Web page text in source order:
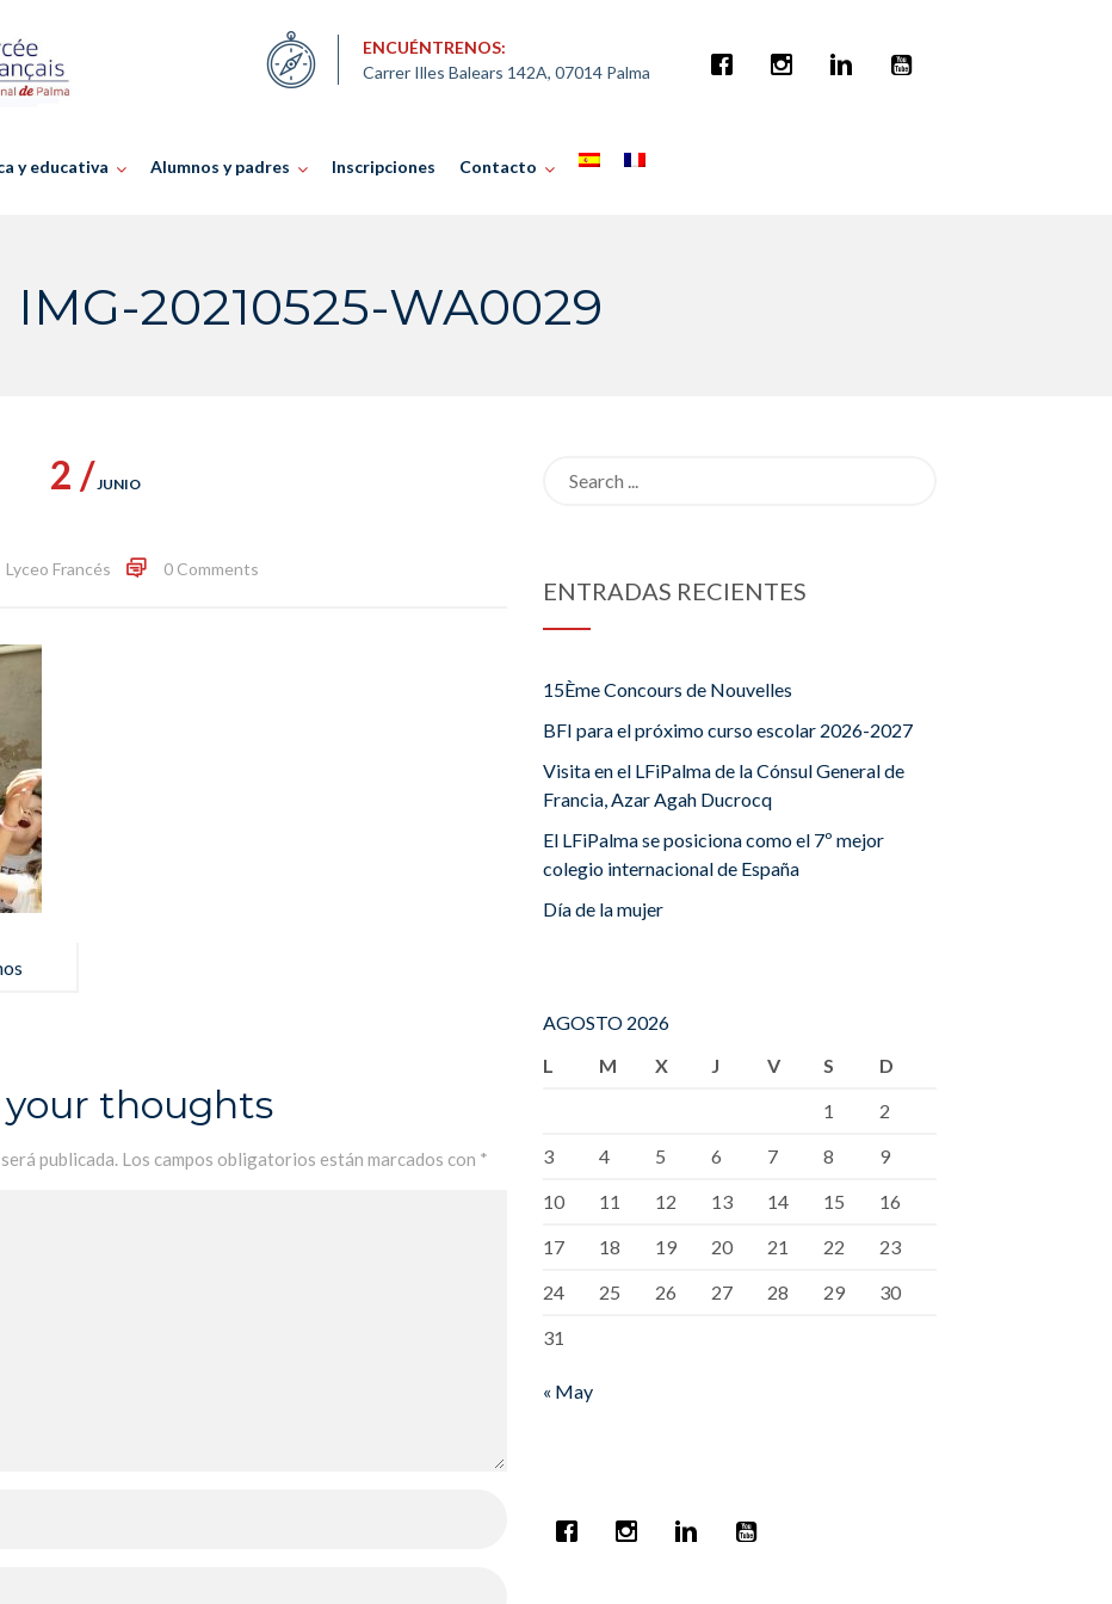
ENCUÉNTRENOS:
Carrer Illes Balears 142A, 07014 Palma
y educativa Alumnos y padres Inscripciones Contacto
IMG-20210525-WA0029
2 /JUNIO
Lyceo Francés 0 Comments
thoughts
publicada. Los campos obligatorios están marcados con *
ENTRADAS RECIENTES
15Ème Concours de Nouvelles
BFI para el próximo curso escolar 2026-2027
Visita en el LFiPalma de la Cónsul General de
Francia, Azar Agah Ducrocq
El LFiPalma se posiciona como el 7º mejor
colegio internacional de España
Día de la mujer
AGOSTO 2026
L
M X J V S
D
1
2
3
4 5 6 7 8
9
10
11 12 13 14 15
16
17
18 19 20 21 22
23
24
25 26 27 28 29
30
31
« May